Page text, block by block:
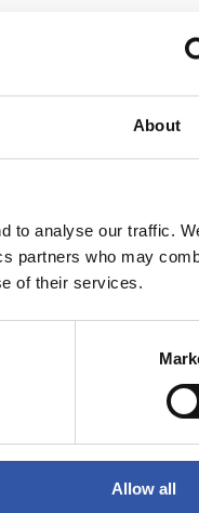
About
to analyse our traffic.
partners who may
of their services.
Allow all